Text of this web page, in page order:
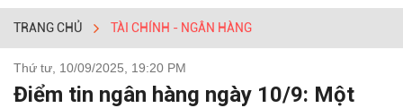
TRANG CHỦ TÀI CHÍNH - NGÂN HÀNG
Thứ tư, 10/09/2025, 19:20 PM
Điểm tin ngân hàng ngày 10/9: Một